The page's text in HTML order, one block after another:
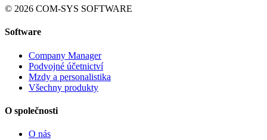
© 2026 COM-SYS SOFTWARE
Software
Company Manager
Podvojné účetnictví
Mzdy a personalistika
Všechny produkty
O společnosti
O nás